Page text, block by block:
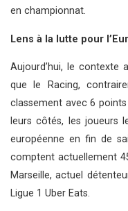
en championnat.
Lens à la lutte pour
Aujourd’hui, le contexte
que le Racing,
classement avec 6 points
leurs côtés, les joueurs
européenne en fin de
comptent actuellement
Marseille, actuel
Ligue 1 Uber Eats.